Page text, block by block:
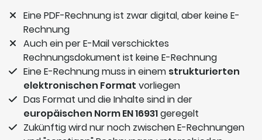
Eine PDF-Rechnung ist zwar digital, aber keine E-
Rechnung
Auch ein per E-Mail verschicktes
Rechnungsdokument ist keine E-Rechnung
Eine E-Rechnung muss in einem strukturierten
elektronischen Format vorliegen
Das Format und die Inhalte sind in der
europäischen Norm EN 16931geregelt
Zukünftig wird nur noch zwischen E-Rechnungen